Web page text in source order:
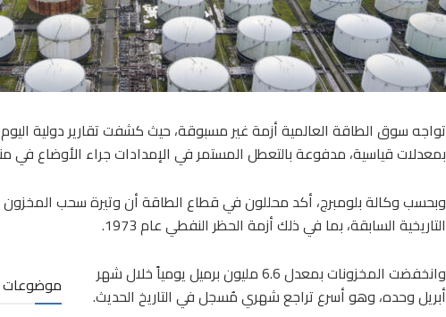
تواجه سوق الطاقة العالمية أزمة غير مسبوقة، حيث كشفت تقارير دولية
بمعدلات قياسية، مدفوعة بالتعطل المستمر في الإمدادات جراء الأوضاع
وبحسب وكالة بلومبرج، أكد محللون في قطاع الطاقة أن وتيرة سحب
التاريخية السابقة، بما في ذلك أزمة الحظر النفطي عام 1973.
موضوعات
وانخفضت المخزونات بمعدل 6.6 مليون برميل يومياً خلال شهر
أبريل وحده، وهو أسرع تراجع شهري مُسجل في التاريخ الحديث.